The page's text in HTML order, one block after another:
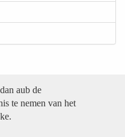
aub de
te nemen van het